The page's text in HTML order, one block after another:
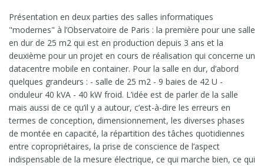
Présentation en deux parties des salles informatiques
"modernes" à l’Observatoire de Paris : la première pour une salle
en dur de 25 m2 qui est en production depuis 3 ans et la
deuxième pour un projet en cours de réalisation qui concerne un
datacentre mobile en container. Pour la salle en dur, d’abord
quelques grandeurs : - salle de 25 m2 - 9 baies de 42 U -
onduleur 40 kVA - 40 kW froid. L’idée est de parler de la salle
mais aussi de ce qu’il y a autour, c’est-à-dire les erreurs en
termes de conception, dimensionnement, les diverses phases
de montée en capacité, la répartition des tâches quotidiennes
entre copropriétaires, la prise de conscience de l’aspect
indispensable de la mesure électrique, ce qui marche bien, ce qui